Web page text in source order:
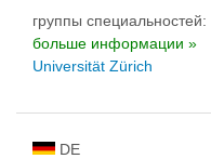
группы специальностей:
больше информации »
Universität Zürich
DE